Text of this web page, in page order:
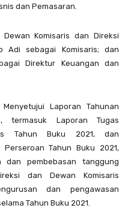
dan Pemasaran.
Komisaris dan Direksi
Adi sebagai Komisaris; dan
Direktur Keuangan dan
Laporan Tahunan
termasuk Laporan Tugas
Tahun Buku 2021, dan
Tahun Buku 2021,
dan pembebasan tanggung
dan Dewan Komisaris
dan pengawasan
Tahun Buku 2021.